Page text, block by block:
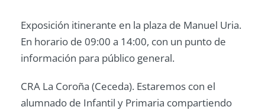
Exposición itinerante en la plaza de Manuel Uria.
En horario de 09:00 a 14:00, con un punto de
información para público general.
CRA La Coroña (Ceceda). Estaremos con el
alumnado de Infantil y Primaria compartiendo